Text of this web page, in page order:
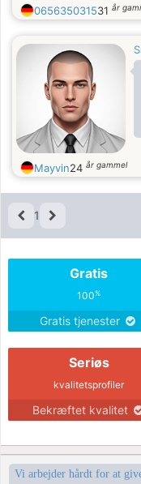
065635031531 år
Mayvin24 år gammel
1
Gratis
100%
Gratis tjenester
Seriøs
kvalitetsprofiler
Bekræftet kvalitet
Vi arbejder hårdt for at